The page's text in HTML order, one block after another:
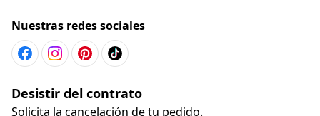
Nuestras redes sociales
Desistir del contrato
Solicita la cancelación de tu pedido.